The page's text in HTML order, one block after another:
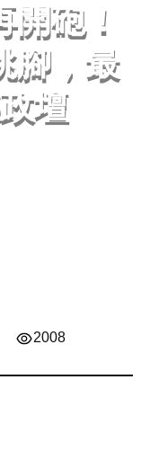
砲！
腳，最
壇
2008